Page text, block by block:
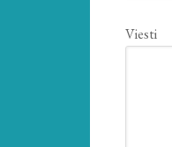
Viesti